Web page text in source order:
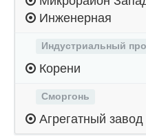
Инженерная
Индустриальный
Корени
Сморгонь
Агрегатный завод